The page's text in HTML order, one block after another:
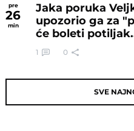
pre
26
min
Jaka poruka
upozorio ga za
će boleti
1 0
SVE